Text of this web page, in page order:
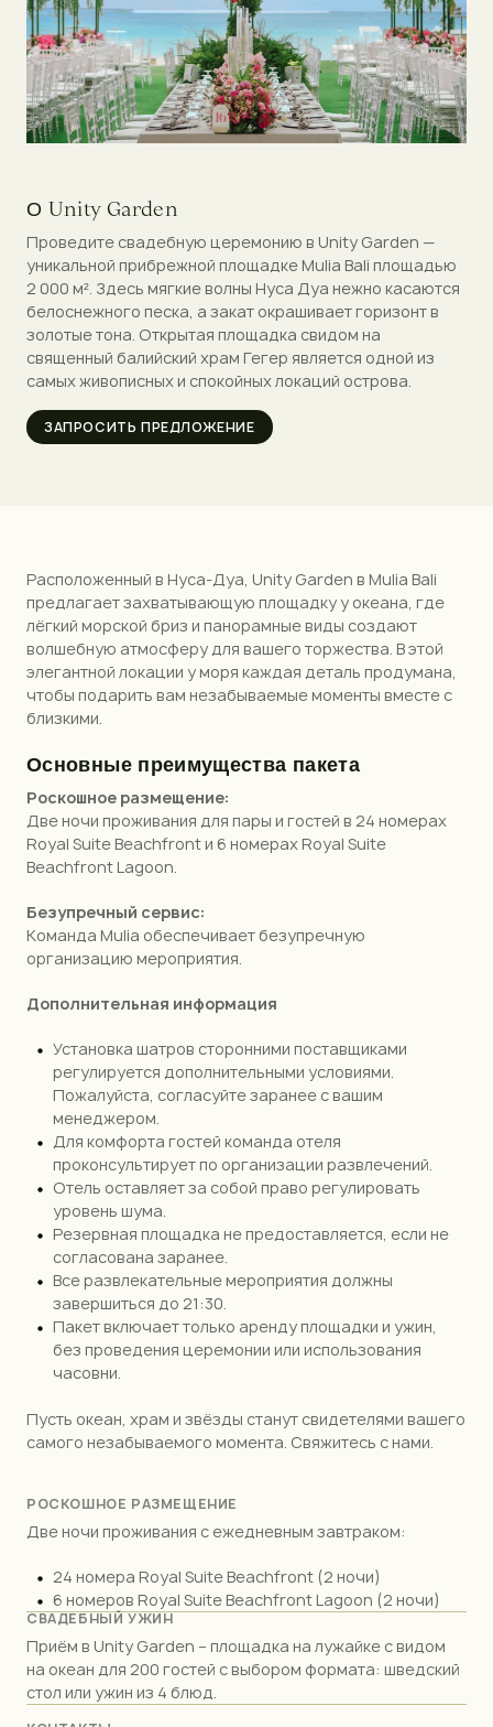
О Unity Garden
Проведите свадебную церемонию в Unity Garden —
уникальной прибрежной площадке Mulia Bali площадью
2 000 м². Здесь мягкие волны Нуса Дуа нежно касаются
белоснежного песка, а закат окрашивает горизонт в
золотые тона. Открытая площадка свидом на
священный балийский храм Гегер является одной из
самых живописных и спокойных локаций острова.
ЗАПРОСИТЬ ПРЕДЛОЖЕНИЕ
Расположенный в Нуса-Дуа, Unity Garden в Mulia Bali
предлагает захватывающую площадку у океана, где
лёгкий морской бриз и панорамные виды создают
волшебную атмосферу для вашего торжества. В этой
элегантной локации у моря каждая деталь продумана,
чтобы подарить вам незабываемые моменты вместе с
близкими.
Основные преимущества пакета
Роскошное размещение:
Две ночи проживания для пары и гостей в 24 номерах
Royal Suite Beachfront и 6 номерах Royal Suite
Beachfront Lagoon.
Безупречный сервис:
Команда Mulia обеспечивает безупречную
организацию мероприятия.
Дополнительная информация
Установка шатров сторонними поставщиками
регулируется дополнительными условиями.
Пожалуйста, согласуйте заранее с вашим
менеджером.
Для комфорта гостей команда отеля
проконсультирует по организации развлечений.
Отель оставляет за собой право регулировать
уровень шума.
Резервная площадка не предоставляется, если не
согласована заранее.
Все развлекательные мероприятия должны
завершиться до 21:30.
Пакет включает только аренду площадки и ужин,
без проведения церемонии или использования
часовни.
Пусть океан, храм и звёзды станут свидетелями вашего
самого незабываемого момента. Свяжитесь с нами.
РОСКОШНОЕ РАЗМЕЩЕНИЕ
Две ночи проживания с ежедневным завтраком:
24 номера Royal Suite Beachfront (2 ночи)
6 номеров Royal Suite Beachfront Lagoon (2 ночи)
СВАДЕБНЫЙ УЖИН
Приём в Unity Garden – площадка на лужайке с видом
на океан для 200 гостей с выбором формата: шведский
стол или ужин из 4 блюд.